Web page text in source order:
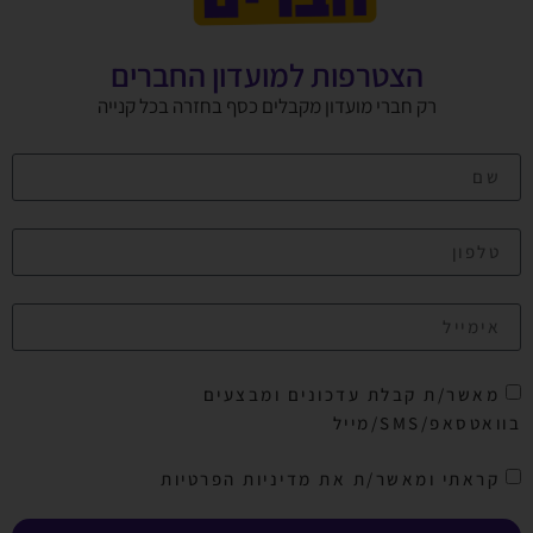
הצטרפות למועדון החברים
רק חברי מועדון מקבלים כסף בחזרה בכל קנייה
מאשר/ת קבלת עדכונים ומבצעים
בוואטסאפ/SMS/מייל
קראתי ומאשר/ת את מדיניות הפרטיות